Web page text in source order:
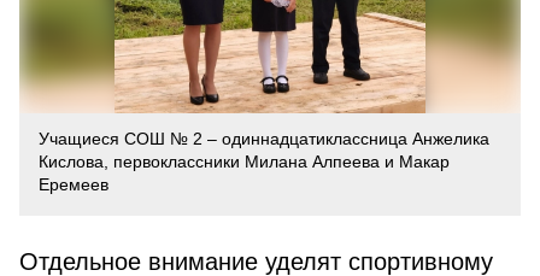
Учащиеся СОШ № 2 – одиннадцатиклассница Анжелика
Кислова, первоклассники Милана Алпеева и Макар
Еремеев
Отдельное внимание уделят спортивному